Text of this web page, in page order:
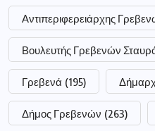
Αντιπεριφερειάρχης
Βουλευτής Γρεβενών
Γρεβενά (195)
Δήμος Γρεβενών (263)